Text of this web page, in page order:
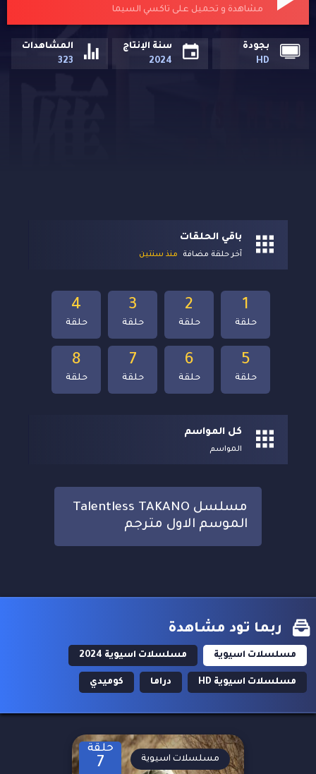
مشاهدة و تحميل على تاكسي السيما
بجودة
HD
سنة الإنتاج
2024
المشاهدات
323
باقي الحلقات
آخر حلقة مضافة منذ سنتين
8
حلقة
7
حلقة
6
حلقة
5
حلقة
4
حلقة
3
حلقة
2
حلقة
1
حلقة
كل المواسم
المواسم
مسلسل Talentless TAKANO
الموسم الاول مترجم
ربما تود مشاهدة
مسلسلات اسيوية مسلسلات اسيوية 2024
مسلسلات اسيوية HD دراما كوميدي
حلقة
7 مسلسلات اسيوية